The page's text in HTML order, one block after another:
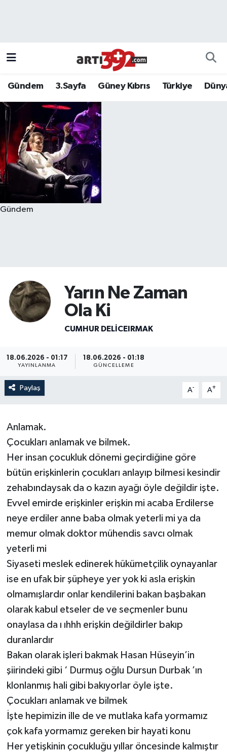
Gündem 3.Sayfa Güney Kıbrıs Türkiye
Gündem
Yarın Ne Zaman
Ola Ki
CUMHUR DELICEIRMAK
18.06.2026 - 01:17
YAYINLANMA
18.06.2026 - 01:18
GÜNCELLEME
Paylaş A- A+
Anlamak.
Çocukları anlamak ve bilmek.
Her insan çocukluk dönemi geçirdiğine göre
bütün erişkinlerin çocukları anlayıp bilmesi kesindir
zehabındaysak da o kazın ayağı öyle değildir işte.
Evvel emirde erişkinler erişkin mi acaba Erdilerse
neye erdiler anne baba olmak yeterli mi ya da
memur olmak doktor mühendis savcı olmak
yeterli mi
Siyaseti meslek edinerek hükümetçilik oynayanlar
ise en ufak bir şüpheye yer yok ki asla erişkin
olmamışlardır onlar kendilerini bakan başbakan
olarak kabul etseler de ve seçmenler bunu
onaylasa da ı ıhhh erişkin değildirler bakıp
duranlardır
Bakan olarak işleri bakmak Hasan Hüseyin’in
şiirindeki gibi ‘ Durmuş oğlu Dursun Durbak ’ın
klonlanmış hali gibi bakıyorlar öyle işte.
Çocukları anlamak ve bilmek
İşte hepimizin ille de ve mutlaka kafa yormamız
çok kafa yormamız gereken bir hayati konu
Her yetişkinin çocukluğu yıllar öncesinde kalmıştır